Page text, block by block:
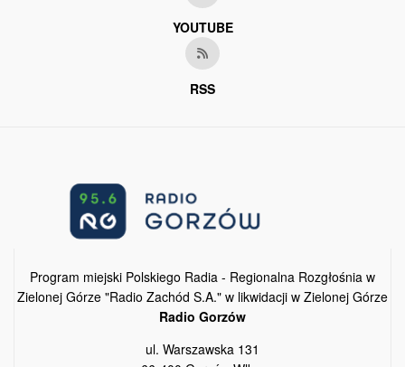
YOUTUBE
RSS
Program miejski Polskiego Radia - Regionalna Rozgłośnia w
Zielonej Górze "Radio Zachód S.A." w likwidacji w Zielonej Górze
Radio Gorzów
ul. Warszawska 131